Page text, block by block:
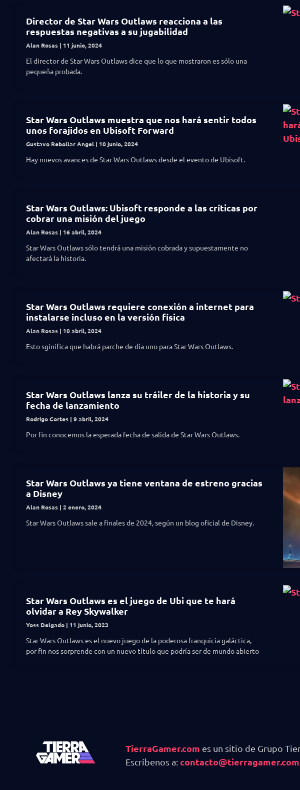
Director de Star Wars Outlaws reacciona a las
respuestas negativas a su jugabilidad
Alan Rosas 11 junio, 2024
El director de Star Wars Outlaws dice que lo que mostraron es sólo una
pequeña probada.
Star Wars Outlaws muestra que nos hará sentir todos
unos forajidos en Ubisoft Forward
Gustavo Rebollar Angel 10 junio, 2024
Hay nuevos avances de Star Wars Outlaws desde el evento de Ubisoft.
Star Wars Outlaws: Ubisoft responde a las críticas por
cobrar una misión del juego
Alan Rosas 16 abril, 2024
Star Wars Outlaws sólo tendrá una misión cobrada y supuestamente no
afectará la historia.
Star Wars Outlaws requiere conexión a internet para
instalarse incluso en la versión física
Alan Rosas 10 abril, 2024
Esto sginifica que habrá parche de día uno para Star Wars Outlaws.
Star Wars Outlaws lanza su tráiler de la historia y su
fecha de lanzamiento
Rodrigo Cortes 9 abril, 2024
Por fin conocemos la esperada fecha de salida de Star Wars Outlaws.
Star Wars Outlaws ya tiene ventana de estreno gracias
a Disney
Alan Rosas 2 enero, 2024
Star Wars Outlaws sale a finales de 2024, según un blog oficial de Disney.
Star Wars Outlaws es el juego de Ubi que te hará
olvidar a Rey Skywalker
Yoss Delgado 11 junio, 2023
Star Wars Outlaws es el nuevo juego de la poderosa franquicia galáctica,
por fin nos sorprende con un nuevo título que podría ser de mundo abierto
TierraGamer.com es un sitio de Grupo
Escríbenos a:contacto@tierragamer.com